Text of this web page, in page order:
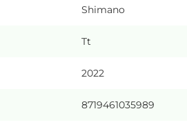
Shimano
Tt
2022
8719461035989